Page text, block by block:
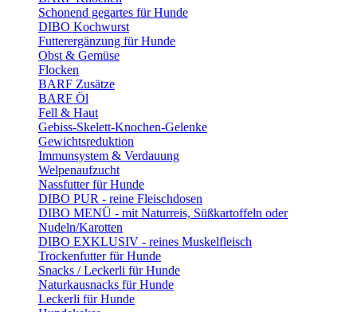
Schonend gegartes für Hunde
DIBO Kochwurst
Futterergänzung für Hunde
Obst & Gemüse
Flocken
BARF Zusätze
BARF Öl
Fell & Haut
Gebiss-Skelett-Knochen-Gelenke
Gewichtsreduktion
Immunsystem & Verdauung
Welpenaufzucht
Nassfutter für Hunde
DIBO PUR - reine Fleischdosen
DIBO MENÜ - mit Naturreis, Süßkartoffeln oder
Nudeln/Karotten
DIBO EXKLUSIV - reines Muskelfleisch
Trockenfutter für Hunde
Snacks / Leckerli für Hunde
Naturkausnacks für Hunde
Leckerli für Hunde